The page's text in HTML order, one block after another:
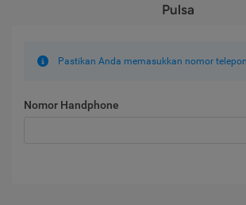
Pulsa
Pastikan Anda memasukkan nomor
Nomor Handphone